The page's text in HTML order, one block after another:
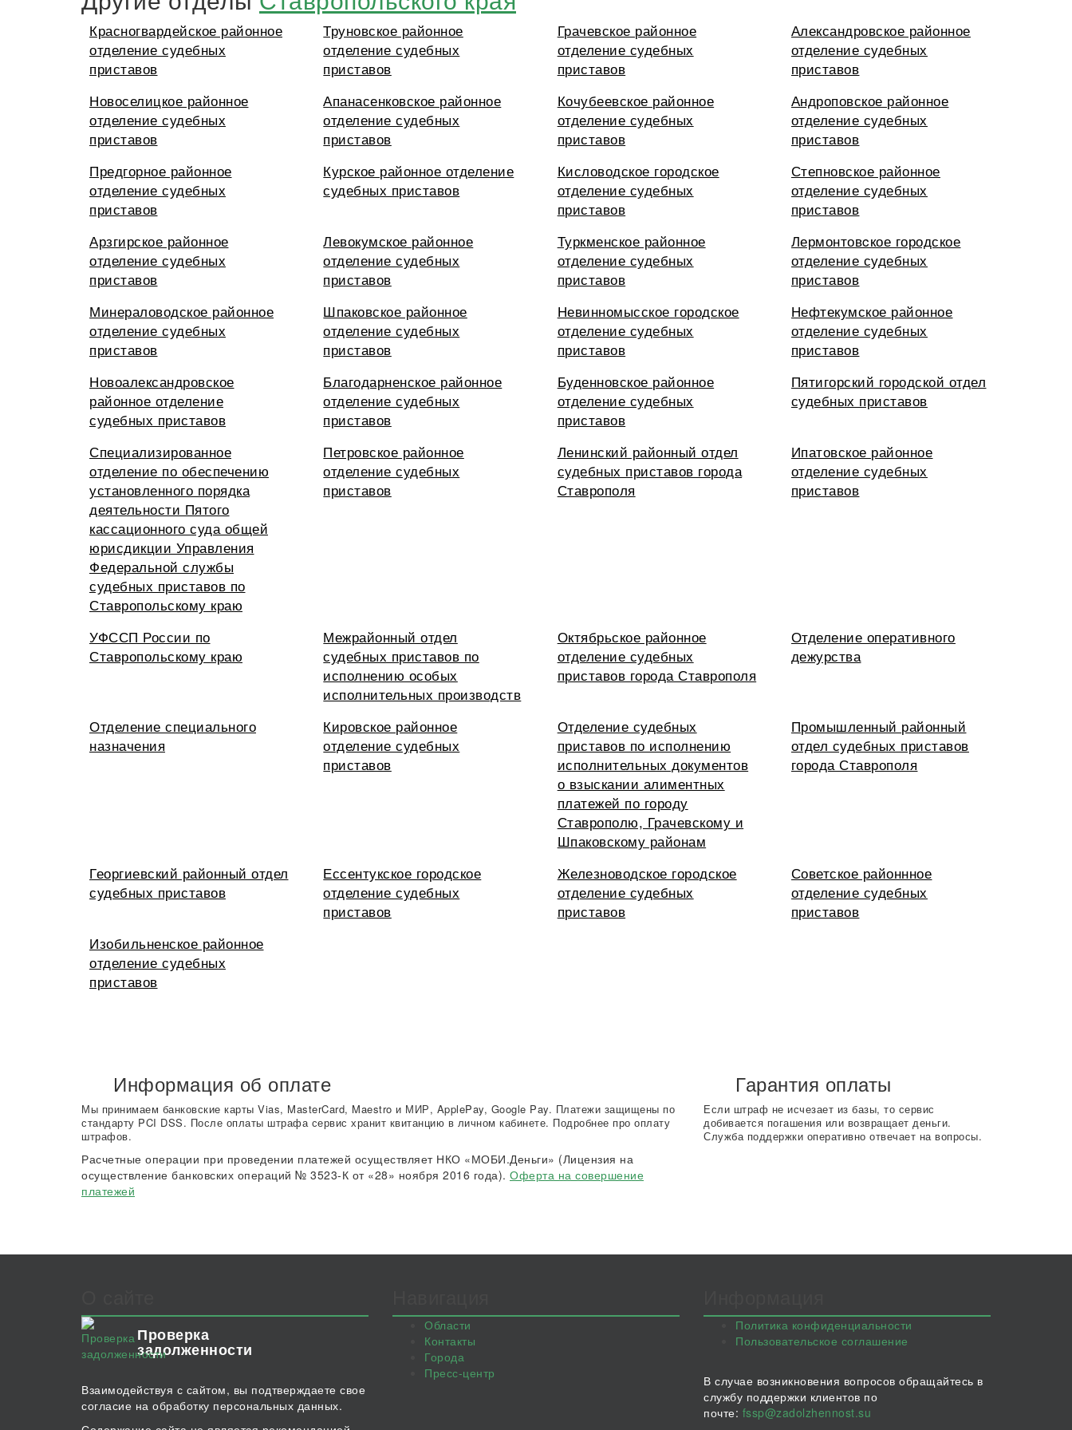
Красногвардейское районное
отделение судебных
приставов
Труновское районное
отделение судебных
приставов
Грачевское районное
отделение судебных
приставов
Александровское районное
отделение судебных
приставов
Новоселицкое районное
отделение судебных
приставов
Апанасенковское районное
отделение судебных
приставов
Кочубеевское районное
отделение судебных
приставов
Андроповское районное
отделение судебных
приставов
Предгорное районное
отделение судебных
приставов
Курское районное отделение
судебных приставов
Кисловодское городское
отделение судебных
приставов
Степновское районное
отделение судебных
приставов
Арзгирское районное
отделение судебных
приставов
Левокумское районное
отделение судебных
приставов
Туркменское районное
отделение судебных
приставов
Лермонтовcкое городское
отделение судебных
приставов
Минераловодское районное
отделение судебных
приставов
Шпаковское районное
отделение судебных
приставов
Невинномысское городское
отделение судебных
приставов
Нефтекумское районное
отделение судебных
приставов
Новоалександровское
районное отделение
судебных приставов
Благодарненское районное
отделение судебных
приставов
Буденновское районное
отделение судебных
приставов
Пятигорский городской отдел
судебных приставов
Специализированное
отделение по обеспечению
установленного порядка
деятельности Пятого
кассационного суда общей
юрисдикции Управления
Федеральной службы
судебных приставов по
Ставропольскому краю
Петровское районное
отделение судебных
приставов
Ленинский районный отдел
судебных приставов города
Ставрополя
Ипатовское районное
отделение судебных
приставов
УФССП России по
Ставропольскому краю
Межрайонный отдел
судебных приставов по
исполнению особых
исполнительных производств
Октябрьское районное
отделение судебных
приставов города Ставрополя
Отделение оперативного
дежурства
Отделение специального
назначения
Кировское районное
отделение судебных
приставов
Отделение судебных
приставов по исполнению
исполнительных документов
о взыскании алиментных
платежей по городу
Ставрополю, Грачевскому и
Шпаковскому районам
Промышленный районный
отдел судебных приставов
города Ставрополя
Георгиевский районный отдел
судебных приставов
Ессентукское городское
отделение судебных
приставов
Железноводское городское
отделение судебных
приставов
Советское районнное
отделение судебных
приставов
Изобильненское районное
отделение судебных
приставов
Информация об оплате
Мы принимаем банковские карты Vias, MasterCard, Maestro и МИР, ApplePay, Google Pay. Платежи защищены по
стандарту PCI DSS. После оплаты штрафа сервис хранит квитанцию в личном кабинете. Подробнее про оплату
штрафов.
Расчетные операции при проведении платежей осуществляет НКО «МОБИ.Деньги» (Лицензия на
осуществление банковских операций № 3523-К от «28» ноября 2016 года). Оферта на совершение
платежей
Гарантия оплаты
Если штраф не исчезает из базы, то сервис
добивается погашения или возвращает деньги.
Служба поддержки оперативно отвечает на вопросы.
Проверка
задолженности
Взаимодействуя с сайтом, вы подтверждаете свое
согласие на обработку персональных данных.
Области
Контакты
Города
Пресс-центр
Политика конфиденциальности
Пользовательское соглашение
В случае возникновения вопросов обращайтесь в
службу поддержки клиентов по
почте: fssp@zadolzhennost.su